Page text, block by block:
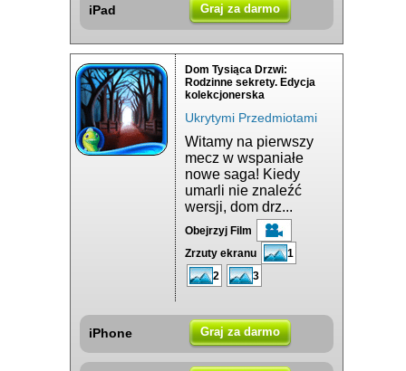
iPad Graj za darmo
Dom Tysiąca Drzwi:
Rodzinne sekrety. Edycja
kolekcjonerska
Ukrytymi Przedmiotami
Witamy na pierwszy
mecz w wspaniałe
nowe saga! Kiedy
umarli nie znaleźć
wersji, dom drz...
Obejrzyj Film
Zrzuty ekranu
1
2
3
iPhone Graj za darmo